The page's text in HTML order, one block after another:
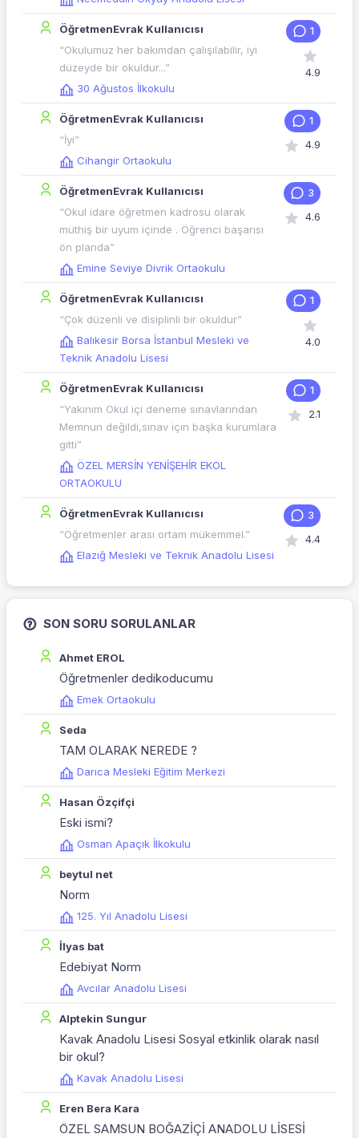
ÖğretmenEvrak Kullanıcısı
“Okulumuz her bakımdan çalışılabilir, iyi
düzeyde bir okuldur...”
30 Ağustos İlkokulu
1
4.9
ÖğretmenEvrak Kullanıcısı
“İyi”
Cihangir Ortaokulu
1
4.9
ÖğretmenEvrak Kullanıcısı
“Okul idare öğretmen kadrosu olarak
müthiş bir uyum içinde . Öğrenci başarısı
ön planda”
Emine Seviye Divrik Ortaokulu
3
4.6
ÖğretmenEvrak Kullanıcısı
“Çok düzenli ve disiplinli bir okuldur”
Balıkesir Borsa İstanbul Mesleki ve
Teknik Anadolu Lisesi
1
4.0
ÖğretmenEvrak Kullanıcısı
“Yakınım Okul içi deneme sınavlarından
Memnun değildi,sınav için başka kurumlara
gitti”
ÖZEL MERSİN YENİŞEHİR EKOL
ORTAOKULU
1
2.1
ÖğretmenEvrak Kullanıcısı
“Öğretmenler arası ortam mükemmel.”
Elazığ Mesleki ve Teknik Anadolu Lisesi
3
4.4
SON SORU SORULANLAR
Ahmet EROL
Öğretmenler dedikoducumu
Emek Ortaokulu
Seda
TAM OLARAK NEREDE ?
Darıca Mesleki Eğitim Merkezi
Hasan Özçifçi
Eski ismi?
Osman Apaçık İlkokulu
beytul net
Norm
125. Yıl Anadolu Lisesi
İlyas bat
Edebiyat Norm
Avcılar Anadolu Lisesi
Alptekin Sungur
Kavak Anadolu Lisesi Sosyal etkinlik olarak nasıl
bir okul?
Kavak Anadolu Lisesi
Eren Bera Kara
ÖZEL SAMSUN BOĞAZİÇİ ANADOLU LİSESİ